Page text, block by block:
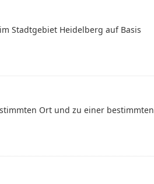
Stadtgebiet Heidelberg auf Basis
Ort und zu einer bestimmten